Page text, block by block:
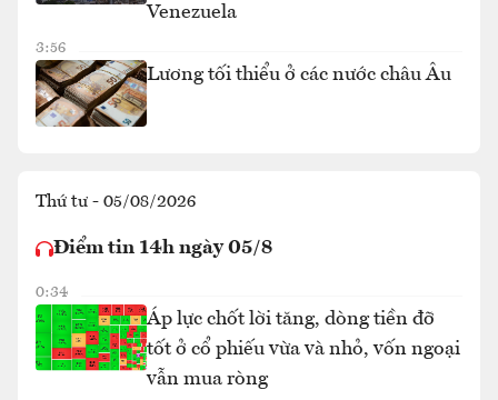
Venezuela
3:56
Lương tối thiểu ở các nước châu Âu
Thứ tư - 05/08/2026
Điểm tin 14h ngày 05/8
0:34
Áp lực chốt lời tăng, dòng tiền đỡ
tốt ở cổ phiếu vừa và nhỏ, vốn ngoại
vẫn mua ròng